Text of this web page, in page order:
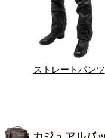
ストレートパンツ